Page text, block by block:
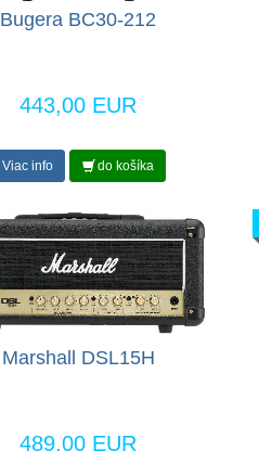
Bugera BC30-212
443,00 EUR
Viac info do košíka
Marshall DSL15H
489,00 EUR